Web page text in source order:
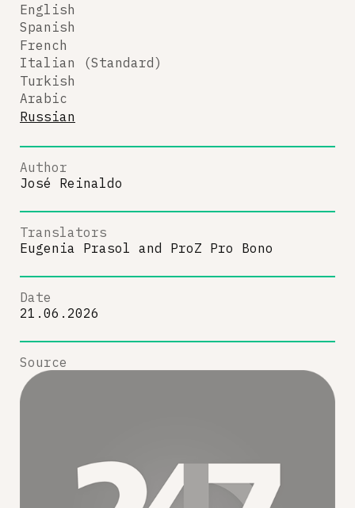
English
Spanish
French
Italian (Standard)
Turkish
Arabic
Russian
Author
José Reinaldo
Translators
Eugenia Prasol and ProZ Pro Bono
Date
21.06.2026
Source